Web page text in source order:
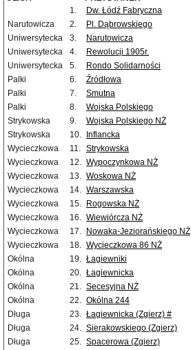
1.
Dw. Łódź Fabryczna
Narutowicza
2. Pl. Dąbrowskiego
Uniwersytecka
3. Narutowicza
Uniwersytecka
4. Rewolucji 1905r.
Uniwersytecka
5. Rondo Solidarności
Palki
6. Źródłowa
Palki
7. Smutna
Palki
8. Wojska Polskiego
Strykowska
9. Wojska Polskiego NŻ
Strykowska
10. Inflancka
Wycieczkowa
11. Strykowska
Wycieczkowa
12. Wypoczynkowa NŻ
Wycieczkowa
13. Woskowa NŻ
Wycieczkowa
14. Warszawska
Wycieczkowa
15. Rogowska NŻ
Wycieczkowa
16. Wiewiórcza NŻ
Wycieczkowa
17. Nowaka-Jeziorańskiego NŻ
Wycieczkowa
18. Wycieczkowa 86 NŻ
Okólna
19. Łagiewniki
Okólna
20. Łagiewnicka
Okólna
21. Secesyjna NŻ
Okólna
22. Okólna 244
Długa
23. Łagiewnicka (Zgierz) #
Długa
24. Sierakowskiego (Zgierz)
Długa
25. Spacerowa (Zgierz)